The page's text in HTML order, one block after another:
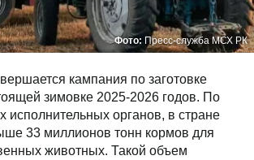
Фото: Пресс-служба МСХ РК
кампания по заготовке
зимовке 2025-2026 годов. По
исполнительных органов, в стране
33 миллионов тонн кормов для
животных. Такой объем